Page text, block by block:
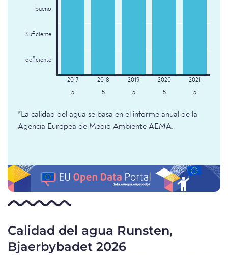
bueno
Suficiente
deficiente
5 5 5 5 5
*La calidad del agua se basa en el informe anual de la
Agencia Europea de Medio Ambiente AEMA.
Calidad del agua Runsten,
Bjaerbybadet 2026